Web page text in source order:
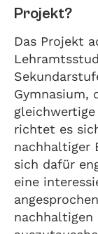
Projekt?
Das Projekt
Gymnasium,
richtet es
nachhaltiger
sich dafür
eine